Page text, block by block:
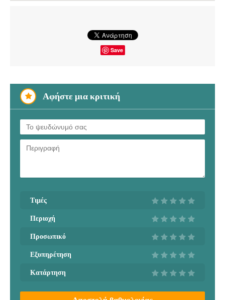
BEAUTY CLINIC DR ΔΗΜΗΤΡΙΟΣ ΑΝΤΩΝΟΠΟΥΛΟΣ MD
BEAUTY CLINIC DR ΔΗΜΗΤΡΙΟΣ ΑΝΤΩΝΟΠΟΥΛΟΣ MD
PhD- doctors4u.gr
ΕΠΑΝΟΡΘΩΤΙΚΗΣ ΧΕΙΡΟΥΡΓΙΚΗΣ ΠΑΤΡΑ | ART OF
BEAUTY CLINIC DR ΔΗΜΗΤΡΙΟΣ ΑΝΤΩΝΟΠΟΥΛΟΣ MD
PhD- doctors4u.gr
Save
Αφήστε μια κριτική
Τιμές
Περιοχή
Προσωπικό
Εξυπηρέτηση
Κατάρτηση